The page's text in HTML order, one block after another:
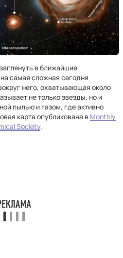
в ближайшие
самая сложная сегодня
него, охватывающая около
не только звезды, но и
пылью и газом, где активно
карта опубликована в Monthly
Society.